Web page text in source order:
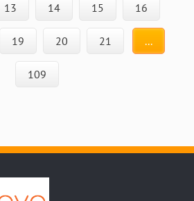
13 14 15 16
19 20 21 ...
109